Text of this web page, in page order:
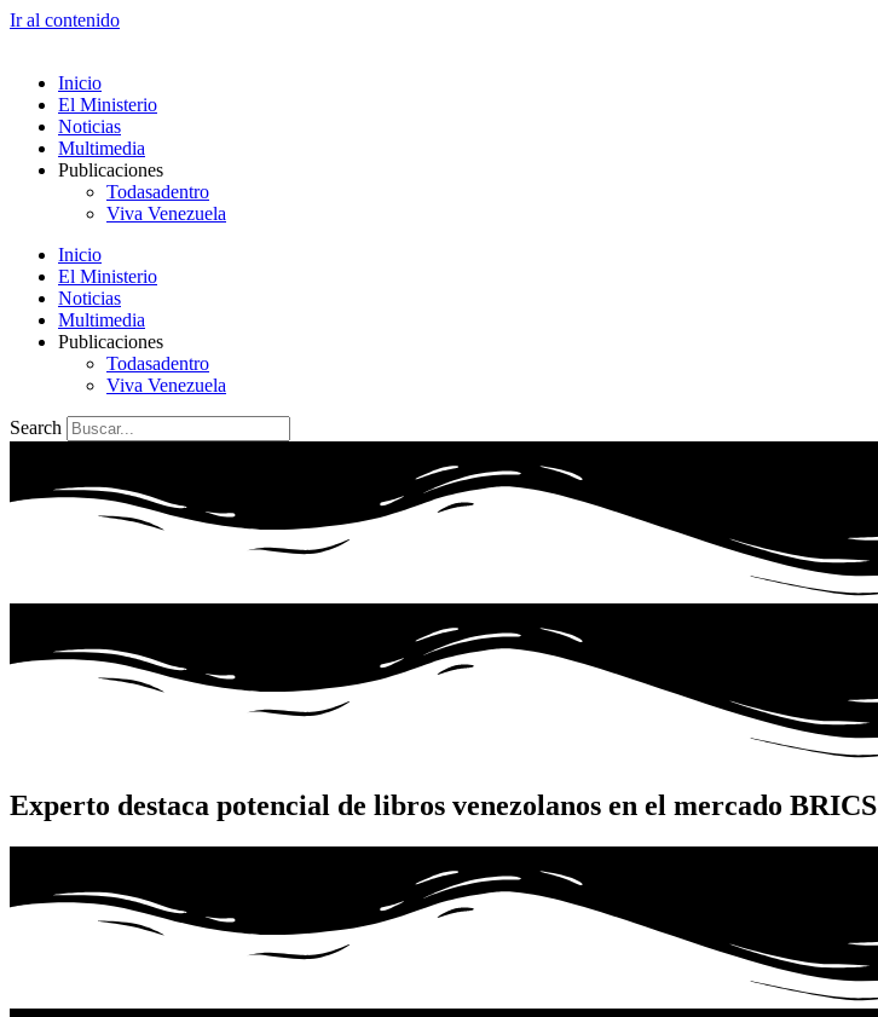
Ir al contenido
Inicio
El Ministerio
Noticias
Multimedia
Publicaciones
Todasadentro
Viva Venezuela
Inicio
El Ministerio
Noticias
Multimedia
Publicaciones
Todasadentro
Viva Venezuela
Search
Experto destaca potencial de libros venezolanos en el mercado BRICS